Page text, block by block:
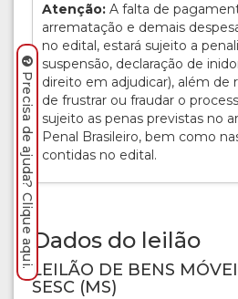
Atenção: A falta de
arrematação e demais
no edital, estará sujeito a
suspensão, declaração de
direito em adjudicar), além de
de frustrar ou fraudar o
sujeito as penas previstas no
Penal Brasileiro, bem como
contidas no edital.
Dados do leilão
LEILÃO DE BENS
SESC (MS)
Precisa de ajuda? Clique aqui.